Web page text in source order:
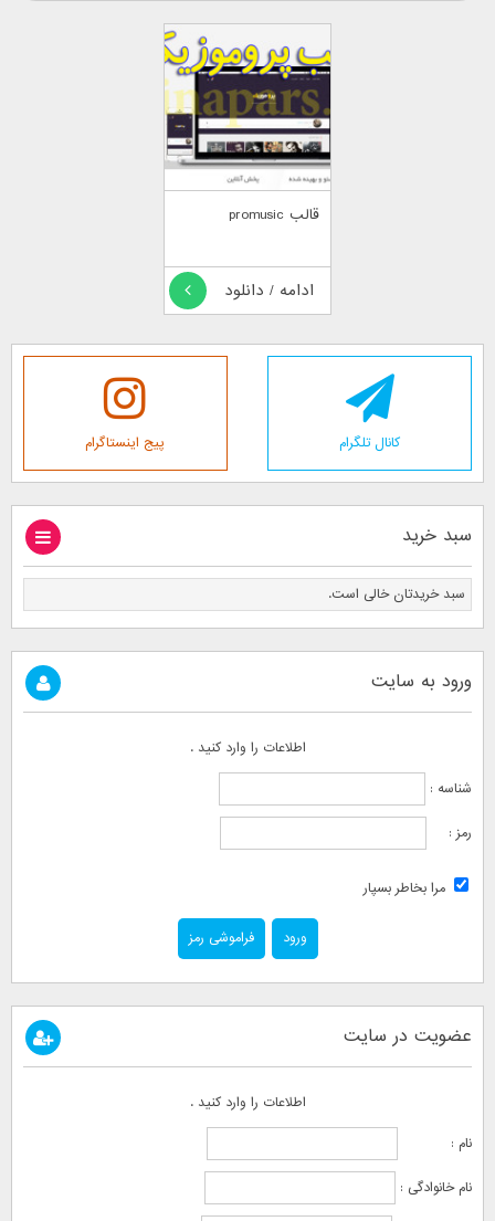
قالب promusic
ادامه / دانلود
کانال تلگرام پیج اینستاگرام
سبد خرید
سبد خریدتان خالی است.
ورود به سایت
اطلاعات را وارد کنید .
شناسه :
رمز :
مرا بخاطر بسپار
فراموشی رمز
عضویت در سایت
اطلاعات را وارد کنید .
نام :
نام خانوادگی :